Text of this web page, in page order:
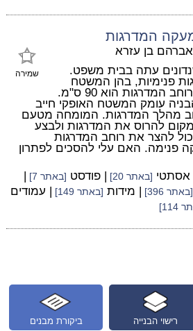
המדרגות
שמירה
בן עזרא
שנדונים עתה בבית משפט.
פנימיות, בהן המשטח
האופקי עומקו 80 ס"מ ורוחב המדרגות הוא 90 ס"מ.
עומק המשטח האופקי חייב
מהלך המדרגות. המומחה מטעם
להרוס את המדרגות ולבצע
להצר את רוחב המדרגות
האם עלי להסכים לפתרון
אסתטי [באתר 20] | פודסט [באתר 7]
|
[באתר 396] | מידות [באתר 149] | עמודים
ביקורת מבנים רישוי הבנייה